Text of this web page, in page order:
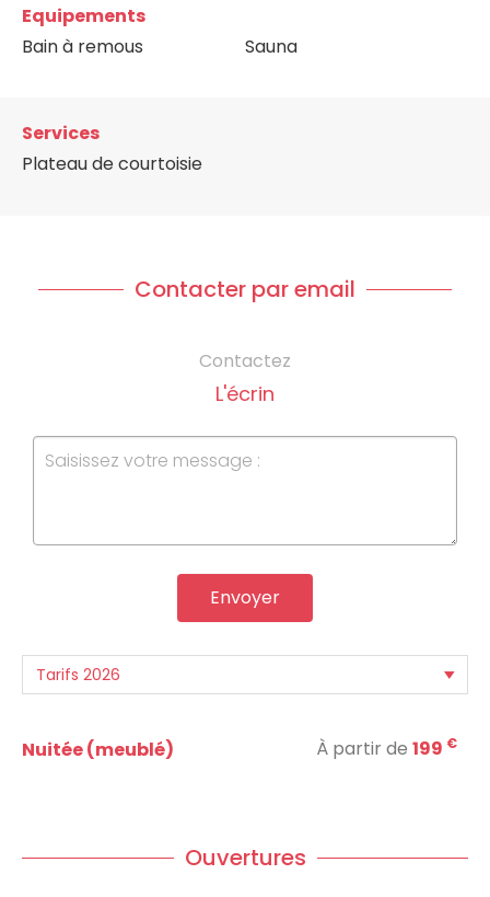
Equipements
Bain à remous
Sauna
Services
Plateau de courtoisie
Contacter par email
Contactez
L'écrin
Envoyer
Nuitée (meublé) À partir de 199 €
Ouvertures